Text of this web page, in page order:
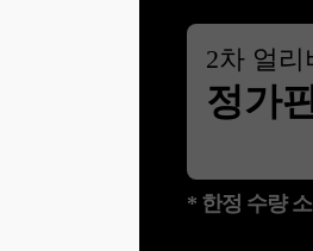
2차 얼리
정가
* 한정 수량